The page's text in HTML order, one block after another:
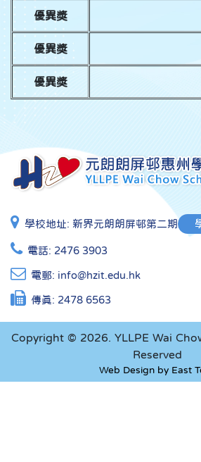
優異獎
優異獎
優異獎
學校地址: 新界元朗朗屏邨第二期
電話: 2476 3903
電郵: info@hzit.edu.hk
傳真: 2478 6563
Copyright © 2026. YLLPE Wai
Reserved
Web Design by East